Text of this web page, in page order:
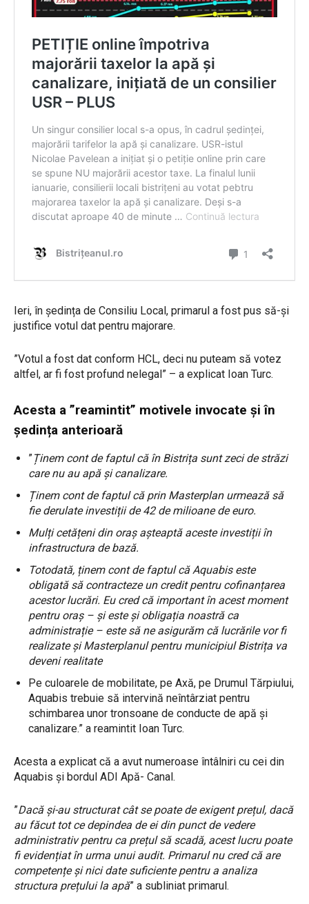
Ieri, în ședința de Consiliu Local, primarul a fost pus să-și
justifice votul dat pentru majorare.
”Votul a fost dat conform HCL, deci nu puteam să votez
altfel, ar fi fost profund nelegal” – a explicat Ioan Turc.
Acesta a ”reamintit” motivele invocate și în
ședința anterioară
”Ținem cont de faptul că în Bistrița sunt zeci de străzi
care nu au apă și canalizare.
Ținem cont de faptul că prin Masterplan urmează să
fie derulate investiții de 42 de milioane de euro.
Mulți cetățeni din oraș așteaptă aceste investiții în
infrastructura de bază.
Totodată, ținem cont de faptul că Aquabis este
obligată să contracteze un credit pentru cofinanțarea
acestor lucrări. Eu cred că important în acest moment
pentru oraș – și este și obligația noastră ca
administrație – este să ne asigurăm că lucrările vor fi
realizate și Masterplanul pentru municipiul Bistrița va
deveni realitate
Pe culoarele de mobilitate, pe Axă, pe Drumul Tărpiului,
Aquabis trebuie să intervină neîntârziat pentru
schimbarea unor tronsoane de conducte de apă și
canalizare.” a reamintit Ioan Turc.
Acesta a explicat că a avut numeroase întâlniri cu cei din
Aquabis și bordul ADI Apă- Canal.
”Dacă și-au structurat cât se poate de exigent prețul, dacă
au făcut tot ce depindea de ei din punct de vedere
administrativ pentru ca prețul să scadă, acest lucru poate
fi evidențiat în urma unui audit. Primarul nu cred că are
competențe și nici date suficiente pentru a analiza
structura prețului la apă” a subliniat primarul.